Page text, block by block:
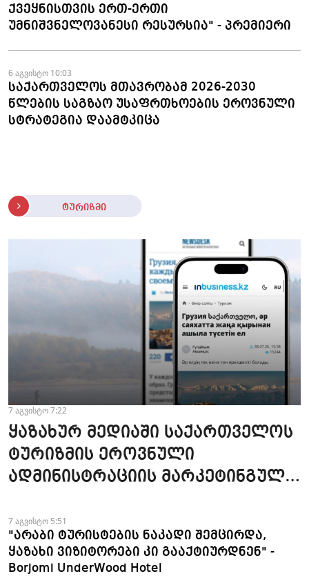
ქვეყნისთვის ერთ-ერთი
უმნიშვნელოვანესი რესურსია" - პრემიერი
6 აგვისტო 10:03
საქართველოს მთავრობამ 2026-2030
წლების საგზაო უსაფრთხოების ეროვნული
სტრატეგია დაამტკიცა
ტურიზმი
7 აგვისტო 7:22
ყაზახურ მედიაში საქართველოს
ტურიზმის ეროვნული
ადმინისტრაციის მარკეტინგული
მომზადდა
7 აგვისტო 5:51
"არაბი ტურისტების ნაკადი შემცირდა,
ყაზახი ვიზიტორები კი გააქტიურდნენ" -
Borjomi UnderWood Hotel